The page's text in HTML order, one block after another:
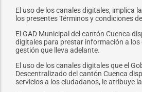
El uso de los canales digitales, implica
los presentes Términos y condiciones
El GAD Municipal del cantón Cuenca
digitales para prestar información a los
gestión que lleva adelante.
El uso de los canales digitales que el
Descentralizado del cantón Cuenca
servicios a los ciudadanos, le atribuye